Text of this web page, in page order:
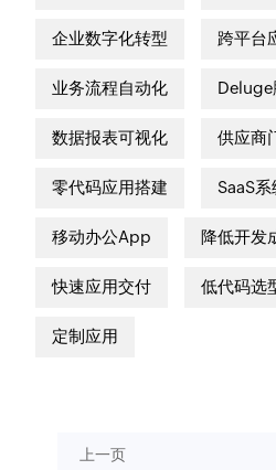
企业数字化转型 跨平台
业务流程自动化 Deluge
数据报表可视化 供应商
零代码应用搭建 SaaS
移动办公App 降低开发
快速应用交付 低代码选
定制应用
上一页